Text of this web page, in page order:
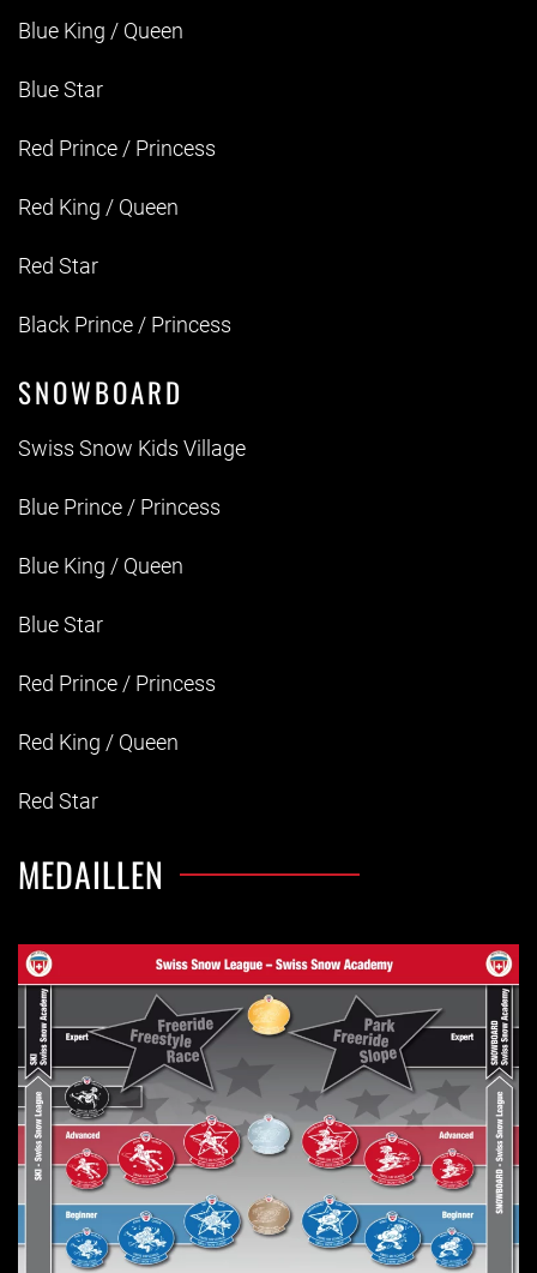
Blue King / Queen
Blue Star
Red Prince / Princess
Red King / Queen
Red Star
Black Prince / Princess
SNOWBOARD
Swiss Snow Kids Village
Blue Prince / Princess
Blue King / Queen
Blue Star
Red Prince / Princess
Red King / Queen
Red Star
MEDAILLEN